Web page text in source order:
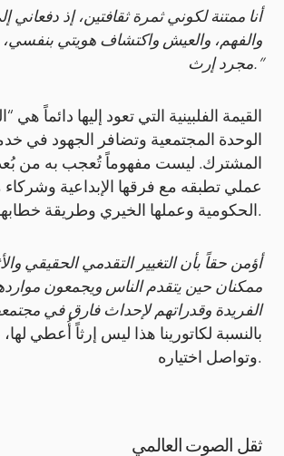
والفهم، والعيش واكتشاف هويتي بنفسي،
مجرد إرث.”
القيمة الفلبينية التي تعود إليها دائماً هي
الوحدة المجتمعية وتضافر الجهود في
المشترك. ليست مفهوماً تُعجب به من
عملي تطبقه مع فرقها الإبداعية وشركاء
الحكومية وعملها الخيري وطريقة خطابها مع جمهورها.
ممكنان حين يتقدم الناس ويجمعون
الفريدة وقدراتهم لإحداث فارق في
بالنسبة لكاتورينا هذا ليس إرثاً أُعطي
وتواصل اختياره.
ثقل الصوت العالمي